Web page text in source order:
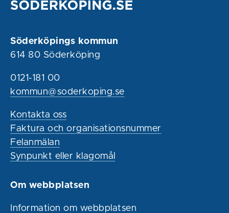
Söderköpings kommun
614 80 Söderköping
0121-181 00
kommun@soderkoping.se
Kontakta oss
Faktura och organisationsnummer
Felanmälan
Synpunkt eller klagomål
Om webbplatsen
Information om webbplatsen